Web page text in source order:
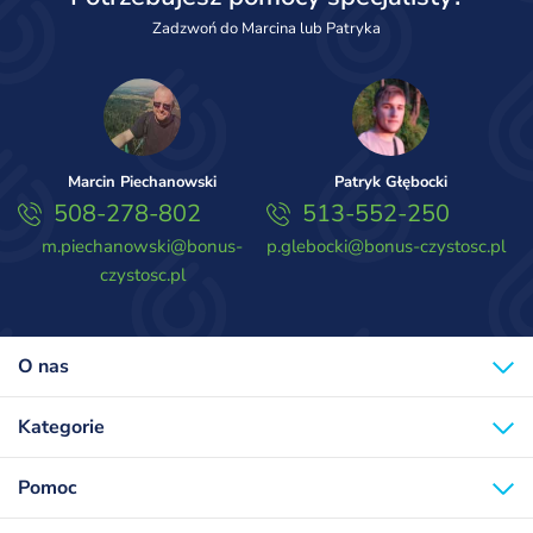
Zadzwoń do Marcina lub Patryka
Marcin Piechanowski
508-278-802
m.piechanowski@bonus-
czystosc.pl
Patryk Głębocki
513-552-250
p.glebocki@bonus-czystosc.pl
O nas
Kategorie
Pomoc